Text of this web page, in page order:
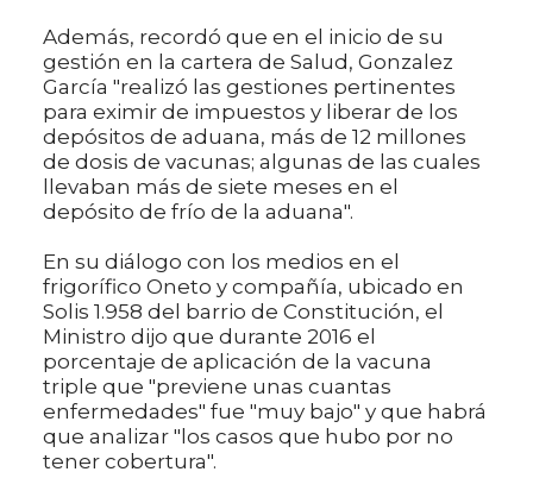
Además, recordó que en el inicio de su
gestión en la cartera de Salud, Gonzalez
García "realizó las gestiones pertinentes
para eximir de impuestos y liberar de los
depósitos de aduana, más de 12 millones
de dosis de vacunas; algunas de las cuales
llevaban más de siete meses en el
depósito de frío de la aduana".
En su diálogo con los medios en el
frigorífico Oneto y compañía, ubicado en
Solis 1.958 del barrio de Constitución, el
Ministro dijo que durante 2016 el
porcentaje de aplicación de la vacuna
triple que "previene unas cuantas
enfermedades" fue "muy bajo" y que habrá
que analizar "los casos que hubo por no
tener cobertura".